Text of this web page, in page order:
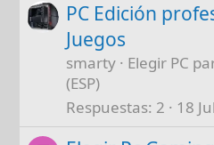
PC Edición
Juegos
smarty
Elegir PC
(ESP)
Respuestas 2 18